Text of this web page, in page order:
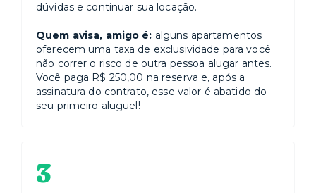
dúvidas e continuar sua locação.
Quem avisa, amigo é: alguns apartamentos
oferecem uma taxa de exclusividade para você
não correr o risco de outra pessoa alugar antes.
Você paga R$ 250,00 na reserva e, após a
assinatura do contrato, esse valor é abatido do
seu primeiro aluguel!
3